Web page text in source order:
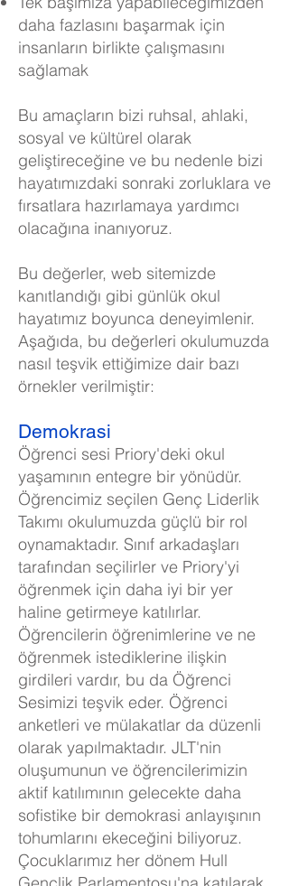
daha fazlasını başarmak için
insanların birlikte çalışmasını
sağlamak
Bu amaçların bizi ruhsal, ahlaki,
sosyal ve kültürel olarak
geliştireceğine ve bu nedenle bizi
hayatımızdaki sonraki zorluklara ve
fırsatlara hazırlamaya yardımcı
olacağına inanıyoruz.
Bu değerler, web sitemizde
kanıtlandığı gibi günlük okul
hayatımız boyunca deneyimlenir.
Aşağıda, bu değerleri okulumuzda
nasıl teşvik ettiğimize dair bazı
örnekler verilmiştir:
Demokrasi
Öğrenci sesi Priory'deki okul
yaşamının entegre bir yönüdür.
Öğrencimiz seçilen Genç Liderlik
Takımı okulumuzda güçlü bir rol
oynamaktadır. Sınıf arkadaşları
tarafından seçilirler ve Priory'yi
öğrenmek için daha iyi bir yer
haline getirmeye katılırlar.
Öğrencilerin öğrenimlerine ve ne
öğrenmek istediklerine ilişkin
girdileri vardır, bu da Öğrenci
Sesimizi teşvik eder. Öğrenci
anketleri ve mülakatlar da düzenli
olarak yapılmaktadır. JLT'nin
oluşumunun ve öğrencilerimizin
aktif katılımının gelecekte daha
sofistike bir demokrasi anlayışının
tohumlarını ekeceğini biliyoruz.
Çocuklarımız her dönem Hull